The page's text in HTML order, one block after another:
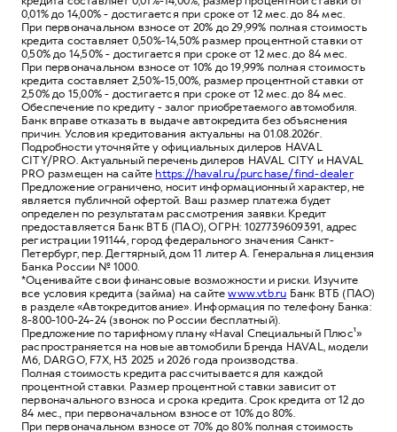
0,01% до 14,00% - достигается при сроке от 12 мес. до 84 мес.
При первоначальном взносе от 20% до 29,99% полная стоимость
кредита составляет 0,50%-14,50% размер процентной ставки от
0,50% до 14,50% - достигается при сроке от 12 мес. до 84 мес.
При первоначальном взносе от 10% до 19,99% полная стоимость
кредита составляет 2,50%-15,00%, размер процентной ставки от
2,50% до 15,00% - достигается при сроке от 12 мес. до 84 мес.
Обеспечение по кредиту - залог приобретаемого автомобиля.
Банк вправе отказать в выдаче автокредита без объяснения
причин. Условия кредитования актуальны на 01.08.2026г.
Подробности уточняйте у официальных дилеров HAVAL
CITY/PRO. Актуальный перечень дилеров HAVAL CITY и HAVAL
PRO размещен на сайтеhttps://haval.ru/purchase/find-dealer
Предложение ограничено, носит информационный характер, не
является публичной офертой. Ваш размер платежа будет
определен по результатам рассмотрения заявки. Кредит
предоставляется Банк ВТБ (ПАО), ОГРН: 1027739609391, адрес
регистрации 191144, город федерального значения Санкт-
Петербург, пер. Дегтярный, дом 11 литер А. Генеральная лицензия
Банка России № 1000.
*Оценивайте свои финансовые возможности и риски. Изучите
все условия кредита (займа) на сайтеwww.vtb.ru Банк ВТБ (ПАО)
в разделе «Автокредитование». Информация по телефону Банка:
8-800-100-24-24 (звонок по России бесплатный).
Предложение по тарифному плану «Haval Специальный Плюс¹»
распространяется на новые автомобили Бренда HAVAL, модели
M6, DARGO, F7X, Н3 2025 и 2026 года производства.
Полная стоимость кредита рассчитывается для каждой
процентной ставки. Размер процентной ставки зависит от
первоначального взноса и срока кредита. Срок кредита от 12 до
84 мес., при первоначальном взносе от 10% до 80%.
При первоначальном взносе от 70% до 80% полная стоимость